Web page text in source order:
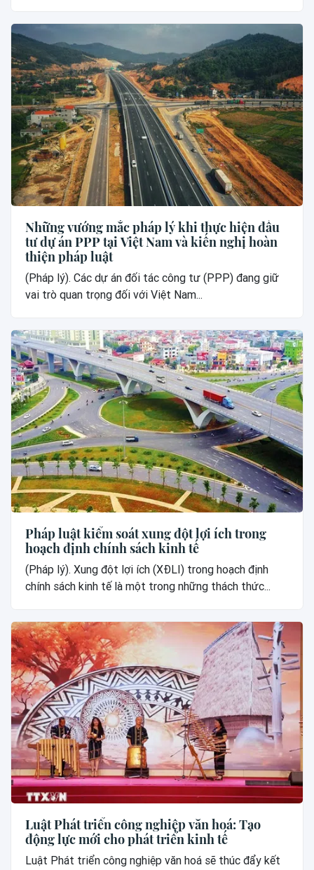
Những vướng mắc pháp lý khi thực hiện đầu
tư dự án PPP tại Việt Nam và kiến nghị hoàn
thiện pháp luật
(Pháp lý). Các dự án đối tác công tư (PPP) đang giữ
vai trò quan trọng đối với Việt Nam...
Pháp luật kiểm soát xung đột lợi ích trong
hoạch định chính sách kinh tế
(Pháp lý). Xung đột lợi ích (XĐLI) trong hoạch định
chính sách kinh tế là một trong những thách thức...
Luật Phát triển công nghiệp văn hoá: Tạo
động lực mới cho phát triển kinh tế
Luật Phát triển công nghiệp văn hoá sẽ thúc đẩy kết